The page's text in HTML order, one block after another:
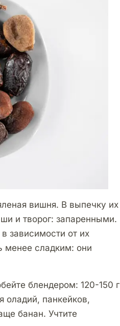
вишня. В выпечку их
и творог: запаренными.
зависимости от их
менее сладким: они
блендером: 120-150 г
оладий, панкейков,
банан. Учтите